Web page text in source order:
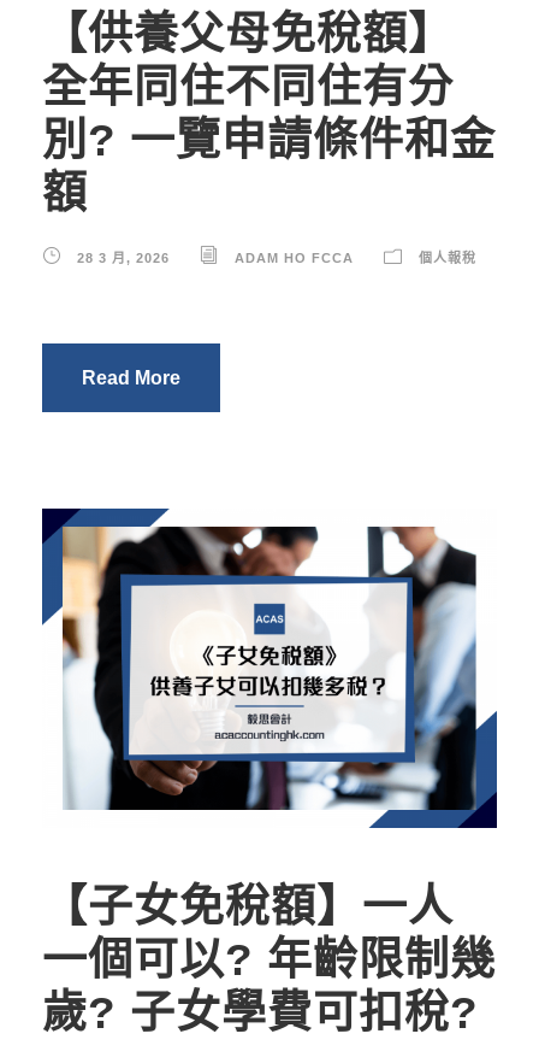
【供養父母免稅額】
全年同住不同住有分
別? 一覽申請條件和金
額
28 3 月, 2026 ADAM HO FCCA 個人報稅
Read More
【子女免稅額】一人
一個可以? 年齡限制幾
歲? 子女學費可扣稅?